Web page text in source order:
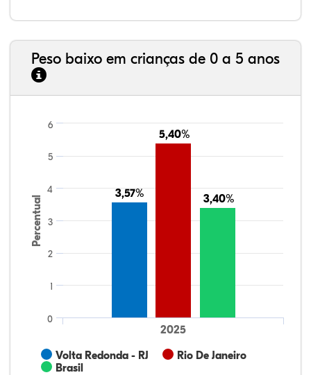
Peso baixo em crianças de 0 a 5 anos
Percentual
3,57%
3,57%
5,40%
5,40%
3,40%
3,40%
Volta Redonda - RJ
Rio De Janeiro
Brasil
2025
0
1
2
3
4
5
6